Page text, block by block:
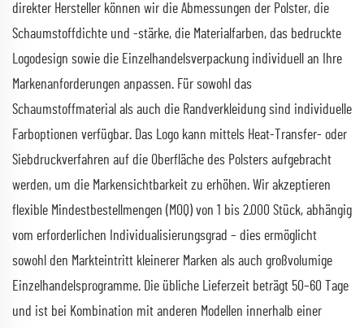
direkter Hersteller können wir die Abmessungen der Polster, die
Schaumstoffdichte und -stärke, die Materialfarben, das bedruckte
Logodesign sowie die Einzelhandelsverpackung individuell an Ihre
Markenanforderungen anpassen. Für sowohl das
Schaumstoffmaterial als auch die Randverkleidung sind individuelle
Farboptionen verfügbar. Das Logo kann mittels Heat-Transfer- oder
Siebdruckverfahren auf die Oberfläche des Polsters aufgebracht
werden, um die Markensichtbarkeit zu erhöhen. Wir akzeptieren
flexible Mindestbestellmengen (MOQ) von 1 bis 2.000 Stück, abhängig
vom erforderlichen Individualisierungsgrad – dies ermöglicht
sowohl den Markteintritt kleinerer Marken als auch großvolumige
Einzelhandelsprogramme. Die übliche Lieferzeit beträgt 50–60 Tage
und ist bei Kombination mit anderen Modellen innerhalb einer